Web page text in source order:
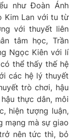
như Đoàn Ánh
Kim Lan với tu từ
với thuyết liên
tâm học, Trần
Ngọc Kiên với lí
thể thấy thế hệ
các hệ lý thuyết
trò chơi, hậu
thực dân, môi
hiện tượng luận,
mạng mà sự giao
nên tức thì, bỏ